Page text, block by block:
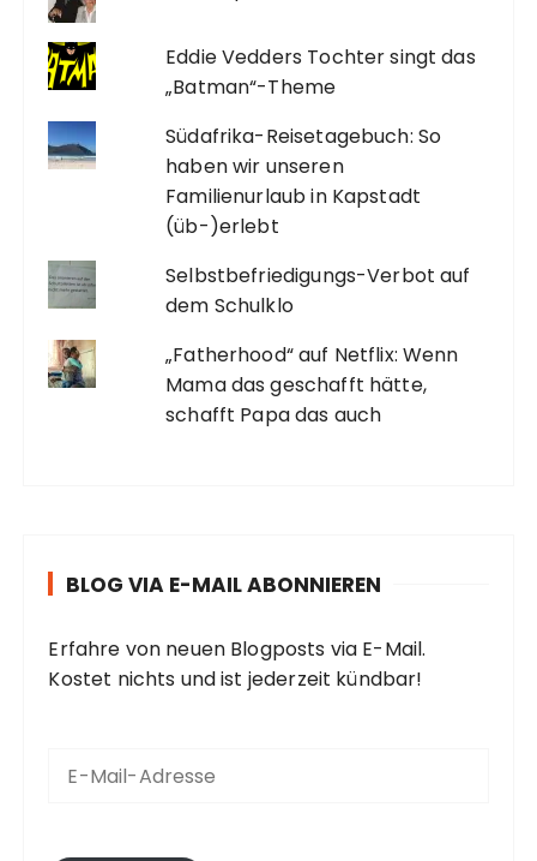
Eddie Vedders Tochter singt das
„Batman“-Theme
Südafrika-Reisetagebuch: So
haben wir unseren
Familienurlaub in Kapstadt
(üb-)erlebt
Selbstbefriedigungs-Verbot auf
dem Schulklo
„Fatherhood“ auf Netflix: Wenn
Mama das geschafft hätte,
schafft Papa das auch
BLOG VIA E-MAIL ABONNIEREN
Erfahre von neuen Blogposts via E-Mail.
Kostet nichts und ist jederzeit kündbar!